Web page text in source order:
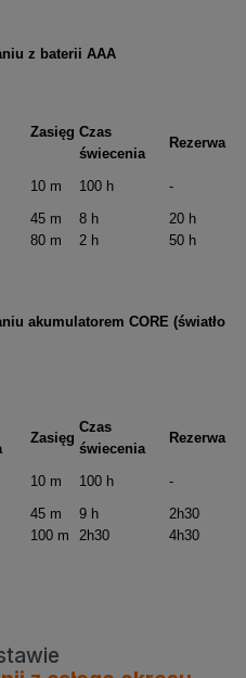
z baterii AAA
Zasięg Czas
świecenia
Rezerwa
10 m 100 h
-
45 m 8 h
20 h
80 m 2 h 50 h
akumulatorem CORE (światło
Zasięg
Czas
świecenia
Rezerwa
10 m 100 h
-
45 m 9 h
2h30
100 m 2h30 4h30